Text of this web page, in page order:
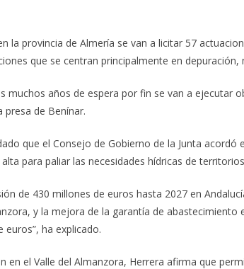
la provincia de Almería se van a licitar 57
que se centran principalmente en
muchos años de espera por fin se van a ejecutar
de Benínar.
que el Consejo de Gobierno de la Junta
para paliar las necesidades hídricas de
de 430 millones de euros hasta 2027 en
y la mejora de la garantía de
ha explicado.
en el Valle del Almanzora, Herrera afirma que